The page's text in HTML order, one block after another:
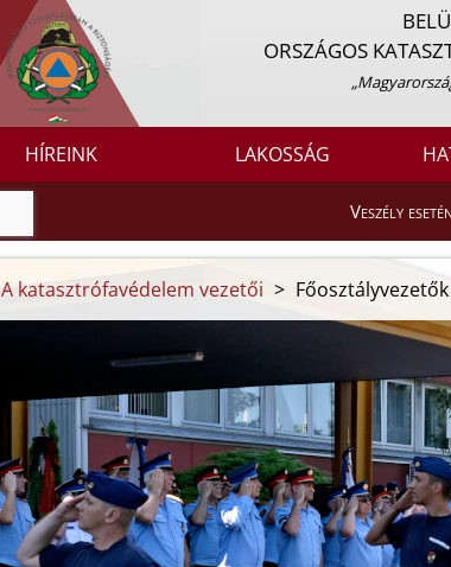
ORSZÁGOS
HÍREINK LAKOSSÁG
Veszély
A katasztrófavédelem vezetői > Főosztályvezetők